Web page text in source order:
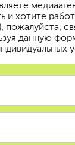
и хотите
пожалуйста,
данную